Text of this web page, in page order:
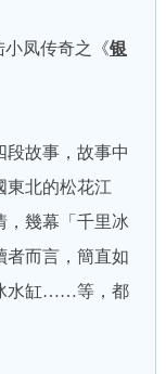
凤传奇之《银
故事，故事中
東北的松花江
，幾幕「千里冰
者而言，簡直如
水缸……等，都